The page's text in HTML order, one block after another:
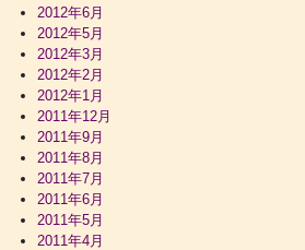
2012年6月
2012年5月
2012年3月
2012年2月
2012年1月
2011年12月
2011年9月
2011年8月
2011年7月
2011年6月
2011年5月
2011年4月